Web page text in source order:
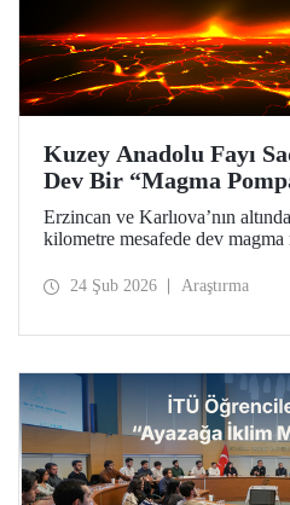
Kuzey Anadolu Fayı
Dev Bir “Magma
Erzincan ve Karlıova’nın
kilometre mesafede dev magma
ezber bozucu bulgularıyla doğal
24 Şub 2026 Araştırma